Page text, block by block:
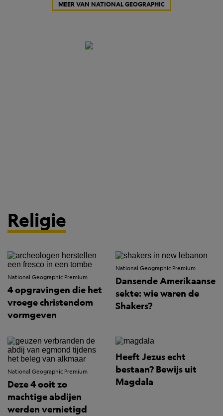
MEER VAN NATIONAL GEOGRAPHIC
Religie
National Geographic Premium
4 opgravingen die het
vroege christendom
vormgeven
National Geographic Premium
Dansende Amerikaanse
sekte: wie waren de
Shakers?
National Geographic Premium
Deze 4 ooit zo
machtige abdijen
werden vernietigd
Heeft Jezus echt
bestaan? Bewijs uit
Magdala